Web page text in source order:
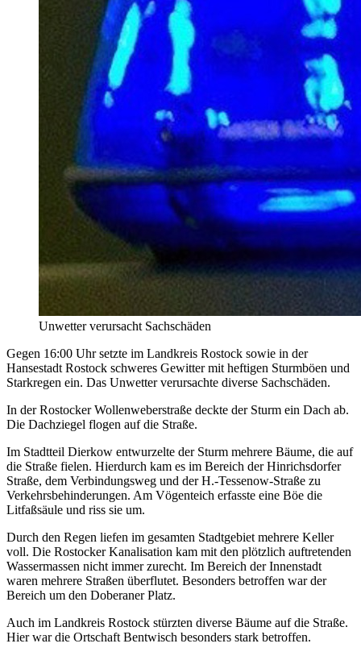
Unwetter verursacht Sachschäden
Gegen 16:00 Uhr setzte im Landkreis Rostock sowie in der
Hansestadt Rostock schweres Gewitter mit heftigen Sturmböen und
Starkregen ein. Das Unwetter verursachte diverse Sachschäden.
In der Rostocker Wollenweberstraße deckte der Sturm ein Dach ab.
Die Dachziegel flogen auf die Straße.
Im Stadtteil Dierkow entwurzelte der Sturm mehrere Bäume, die auf
die Straße fielen. Hierdurch kam es im Bereich der Hinrichsdorfer
Straße, dem Verbindungsweg und der H.-Tessenow-Straße zu
Verkehrsbehinderungen. Am Vögenteich erfasste eine Böe die
Litfaßsäule und riss sie um.
Durch den Regen liefen im gesamten Stadtgebiet mehrere Keller
voll. Die Rostocker Kanalisation kam mit den plötzlich auftretenden
Wassermassen nicht immer zurecht. Im Bereich der Innenstadt
waren mehrere Straßen überflutet. Besonders betroffen war der
Bereich um den Doberaner Platz.
Auch im Landkreis Rostock stürzten diverse Bäume auf die Straße.
Hier war die Ortschaft Bentwisch besonders stark betroffen.